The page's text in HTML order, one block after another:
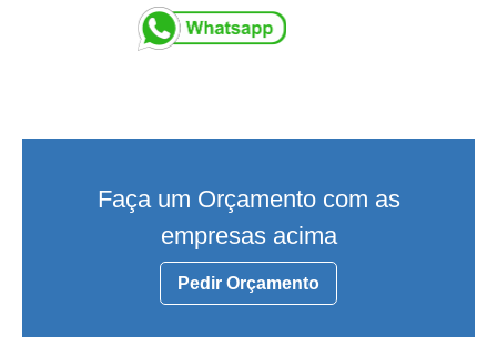
Faça um Orçamento com as
empresas acima
Pedir Orçamento